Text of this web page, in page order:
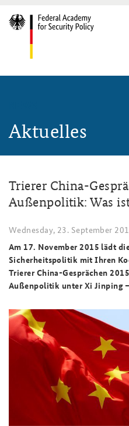
Organisation
Partners
Young Leaders in Security
Directions
Security Policy Course for
German Forum on Security
Public Events
Further Events
Working Papers
Aktuelles
Trierer China-
Außenpolitik: Was
Wednesday, 23. September
Am 17. November 2015 lädt
Sicherheitspolitik mit Ihren
Trierer China-Gesprächen
Außenpolitik unter Xi Jinping